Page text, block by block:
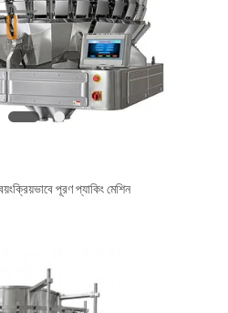
পূরণ প্যাকিং মেশিন